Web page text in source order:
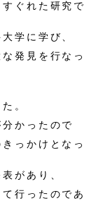
ぐれた研究で
学に学び、
発見を行なっ
。
かったので
っかけとなっ
があり、
行ったのであ